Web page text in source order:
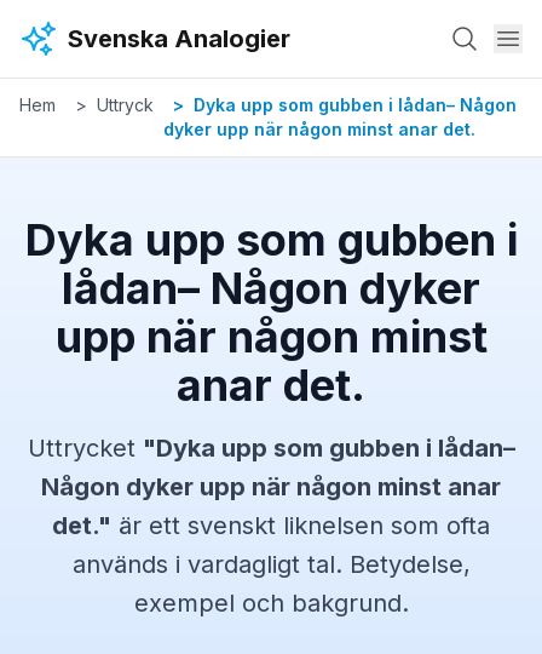
Svenska Analogier
Hem Uttryck
Dyka upp som gubben i lådan– Någon
dyker upp när någon minst anar det.
Dyka upp som gubben i
lådan– Någon dyker
upp när någon minst
anar det.
Uttrycket "Dyka upp som gubben i lådan–
Någon dyker upp när någon minst anar
det." är ett svenskt liknelsen som ofta
används i vardagligt tal. Betydelse,
exempel och bakgrund.